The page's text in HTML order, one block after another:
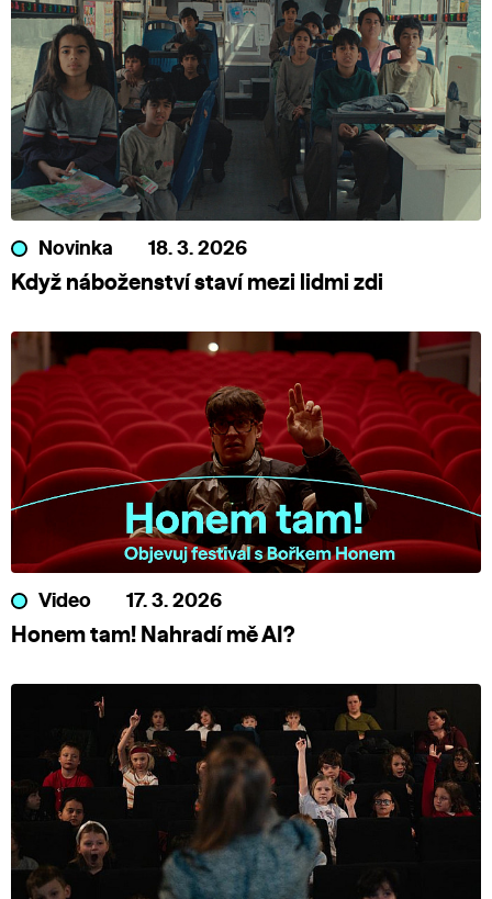
Novinka 18. 3. 2026
Když náboženství staví mezi lidmi zdi
Video 17. 3. 2026
Honem tam! Nahradí mě AI?